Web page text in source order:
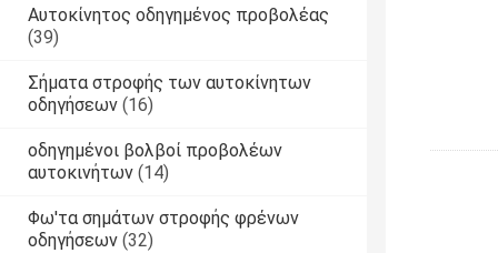
Αυτοκίνητος οδηγημένος προβολέας
(39)
Σήματα στροφής των αυτοκίνητων
οδηγήσεων (16)
οδηγημένοι βολβοί προβολέων
αυτοκινήτων (14)
Φω'τα σημάτων στροφής φρένων
οδηγήσεων (32)